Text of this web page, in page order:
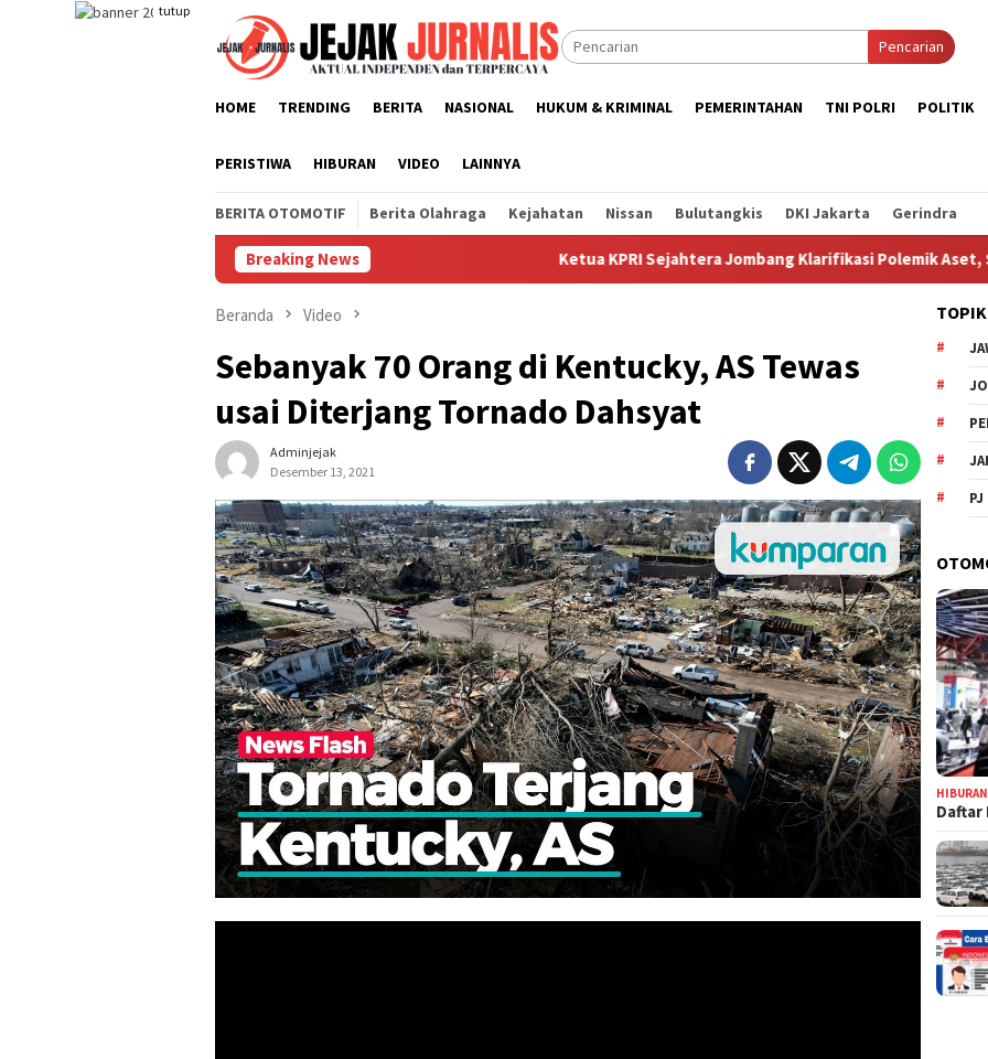
tutup
Pencarian
HOME TRENDING BERITA NASIONAL HUKUM & KRIMINAL PEMERINTAHAN TNI POLRI POLITIK
PERISTIWA HIBURAN VIDEO LAINNYA
BERITA OTOMOTIF Berita Olahraga Kejahatan Nissan Bulutangkis DKI Jakarta Gerindra
Breaking News Ketua KPRI Sejahtera Jombang Klarifikasi Polemik Aset, Sebut
Beranda Video
Sebanyak 70 Orang di Kentucky, AS Tewas
usai Diterjang Tornado Dahsyat
Adminjejak
Desember 13, 2021
HIBURAN
Daftar